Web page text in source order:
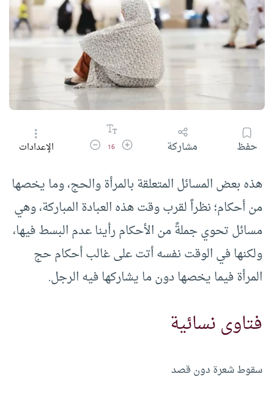
حفظ مشاركة زيادة حجم الخط
16 تقليل حجم الخطالإعدادات
هذه بعض المسائل المتعلقة بالمرأة والحج، وما يخصها
من أحكام؛ نظراً لقرب وقت هذه العبادة المباركة، وهي
مسائل تحوي جملةً من الأحكام رأينا عدم البسط فيها،
ولكنها في الوقت نفسه أتت على غالب أحكام حج
المرأة فيما يخصها دون ما يشاركها فيه الرجل.
فتاوى نسائية
سقوط شعرة دون قصد